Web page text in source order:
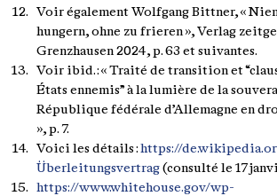
Voir également Wolfgang Bittner, «
hungern, ohne zu frieren », Verlag
Grenzhausen 2024, p. 63 et suivantes.
Voir ibid. : « Traité de transition et
États ennemis” à la lumière de la
République fédérale d’Allemagne en
», p. 7.
Voici les détails : https://
Überleitungsvertrag (consulté le 17
https://www.whitehouse.gov/wp-